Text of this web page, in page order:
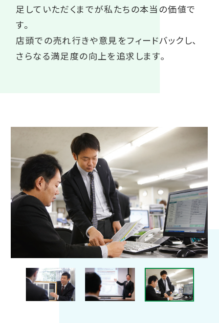
足していただくまでが私たちの本当の価値で
す。
店頭での売れ行きや意見をフィードバックし、
さらなる満足度の向上を追求します。